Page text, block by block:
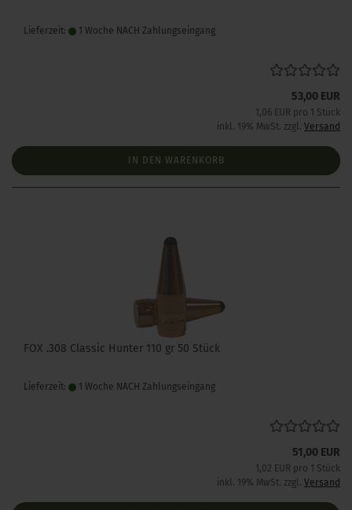
Lieferzeit: 1 Woche NACH Zahlungseingang
53,00 EUR
1,06 EUR pro 1 Stück
inkl. 19% MwSt. zzgl. Versand
IN DEN WARENKORB
FOX .308 Classic Hunter 110 gr 50 Stück
Lieferzeit: 1 Woche NACH Zahlungseingang
51,00 EUR
1,02 EUR pro 1 Stück
inkl. 19% MwSt. zzgl. Versand